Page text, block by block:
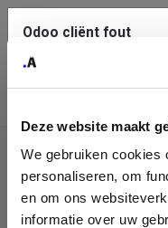
Deze website maakt
We gebruiken cookies
personaliseren, om
en om ons
informatie over uw
Identificatie
onderneming
Odoo cliënt fout
Je dient de kopieer
aan support.